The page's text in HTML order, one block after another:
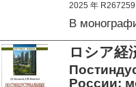
2025 年 R267259
В
ロシア経
России: